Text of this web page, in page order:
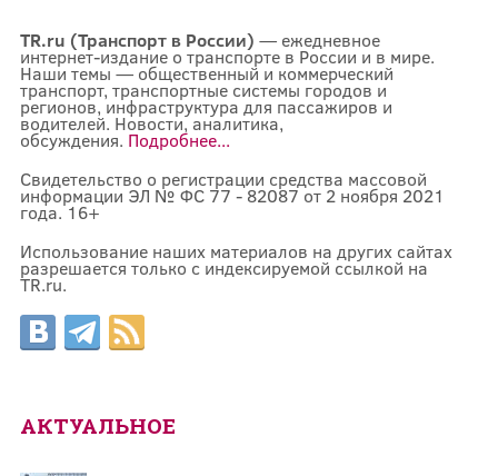
TR.ru (Транспорт в России) — ежедневное
интернет-издание о транспорте в России и в мире.
Наши темы — общественный и коммерческий
транспорт, транспортные системы городов и
регионов, инфраструктура для пассажиров и
водителей. Новости, аналитика,
обсуждения. Подробнее...
Свидетельство о регистрации средства массовой
информации ЭЛ № ФС 77 - 82087 от 2 ноября 2021
года. 16+
Использование наших материалов на других сайтах
разрешается только с индексируемой ссылкой на
TR.ru.
АКТУАЛЬНОЕ